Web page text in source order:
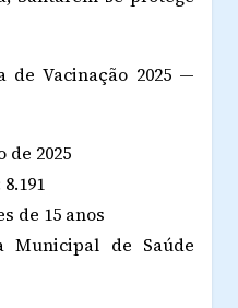
de Vacinação 2025 —
de 2025
de 15 anos
Municipal de Saúde